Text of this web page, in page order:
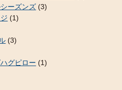
ーズンズ (3)
(1)
(3)
グピロー (1)